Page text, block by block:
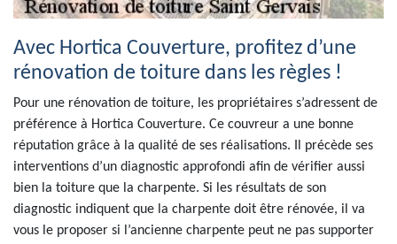
Avec Hortica Couverture, profitez d’une
rénovation de toiture dans les règles !
Pour une rénovation de toiture, les propriétaires s’adressent de
préférence à Hortica Couverture. Ce couvreur a une bonne
réputation grâce à la qualité de ses réalisations. Il précède ses
interventions d’un diagnostic approfondi afin de vérifier aussi
bien la toiture que la charpente. Si les résultats de son
diagnostic indiquent que la charpente doit être rénovée, il va
vous le proposer si l’ancienne charpente peut ne pas supporter